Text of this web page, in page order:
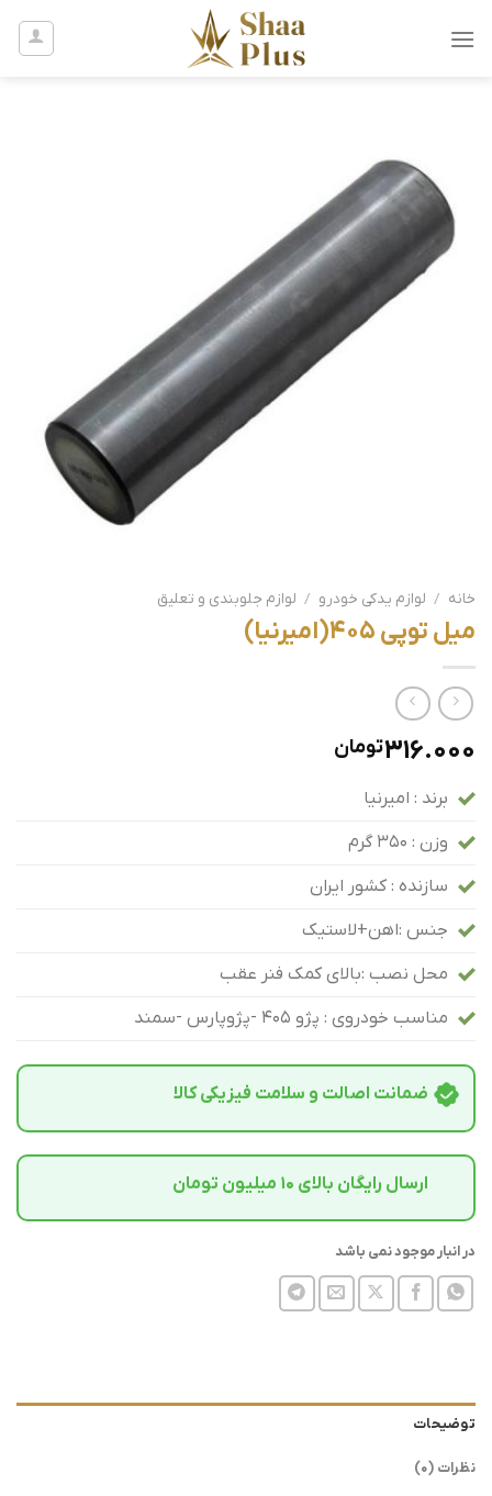
خانه / لوازم یدکی خودرو / لوازم جلوبندی و تعلیق
میل توپی 405(امیرنیا)
316.000تومان
برند : امیرنیا
وزن : 350 گرم
سازنده : کشور ایران
جنس :اهن+لاستیک
محل نصب :بالای کمک فنر عقب
مناسب خودروی : پژو 405 -پژوپارس -سمند
ضمانت اصالت و سلامت فیزیکی کالا
ارسال رایگان بالای 10 میلیون تومان
در انبار موجود نمی باشد
توضیحات
نظرات (0)